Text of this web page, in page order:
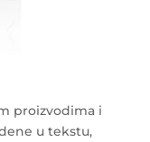
proizvodima i
u tekstu,